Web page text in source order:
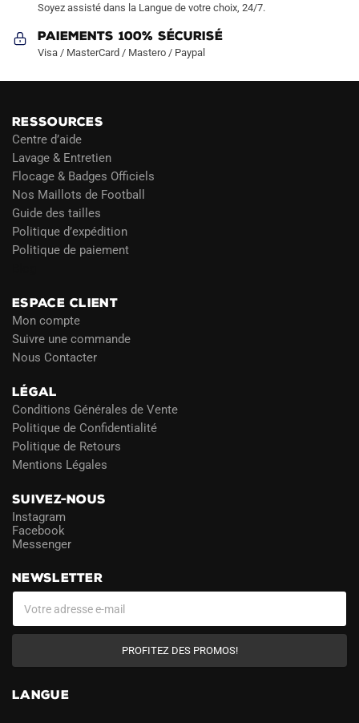
Soyez assisté dans la Langue de votre choix, 24/7.
Paiements 100% Sécurisé
Visa / MasterCard / Mastero / Paypal
RESSOURCES
Centre d’aide
Lavage & Entretien
Flocage & Badges Officiels
Nos Maillots de Football
Guide des tailles
Politique d’expédition
Politique de paiement
ESPACE CLIENT
Mon compte
Suivre une commande
Nous Contacter
LÉGAL
Conditions Générales de Vente
Politique de Confidentialité
Politique de Retours
Mentions Légales
SUIVEZ-NOUS
Instagram
Facebook
Messenger
NEWSLETTER
PROFITEZ DES PROMOS!
LANGUE